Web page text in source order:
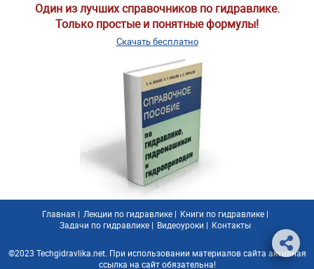
Один из лучших справочников по гидравлике.
Только простые и понятные формулы!
Скачать бесплатно
Главная | Лекции по гидравлике | Книги по гидравлике |
Задачи по гидравлике | Видеоуроки | Контакты
©2023 Techgidravlika.net. При использовании материалов сайта активная
ссылка на сайт обязательна!